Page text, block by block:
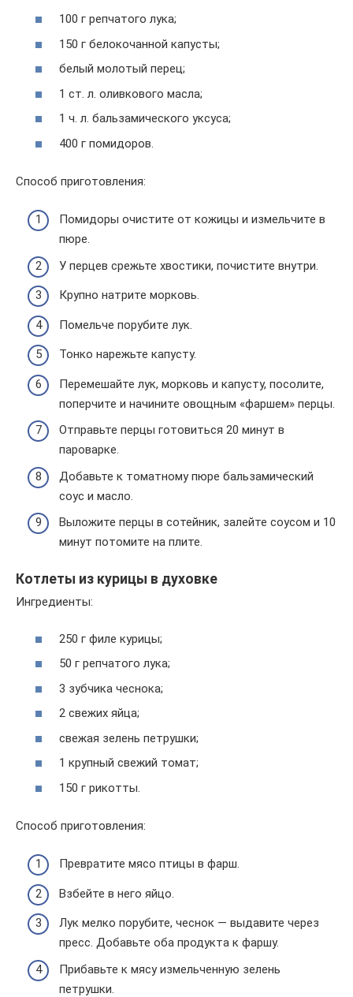
100 г репчатого лука;
150 г белокочанной капусты;
белый молотый перец;
1 ст. л. оливкового масла;
1 ч. л. бальзамического уксуса;
400 г помидоров.
Способ приготовления:
Помидоры очистите от кожицы и измельчите в
пюре.
У перцев срежьте хвостики, почистите внутри.
Крупно натрите морковь.
Помельче порубите лук.
Тонко нарежьте капусту.
Перемешайте лук, морковь и капусту, посолите,
поперчите и начините овощным «фаршем» перцы.
Отправьте перцы готовиться 20 минут в
пароварке.
Добавьте к томатному пюре бальзамический
соус и масло.
Выложите перцы в сотейник, залейте соусом и 10
минут потомите на плите.
Котлеты из курицы в духовке
Ингредиенты:
250 г филе курицы;
50 г репчатого лука;
3 зубчика чеснока;
2 свежих яйца;
свежая зелень петрушки;
1 крупный свежий томат;
150 г рикотты.
Способ приготовления:
Превратите мясо птицы в фарш.
Взбейте в него яйцо.
Лук мелко порубите, чеснок — выдавите через
пресс. Добавьте оба продукта к фаршу.
Прибавьте к мясу измельченную зелень
петрушки.